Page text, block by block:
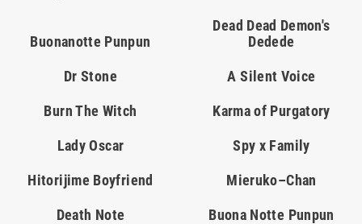
Buonanotte Punpun
Dead Dead Demon's
Dedede
Dr Stone A Silent Voice
Burn The Witch Karma of Purgatory
Lady Oscar Spy x Family
Hitorijime Boyfriend Mieruko–Chan
Death Note Buona Notte Punpun